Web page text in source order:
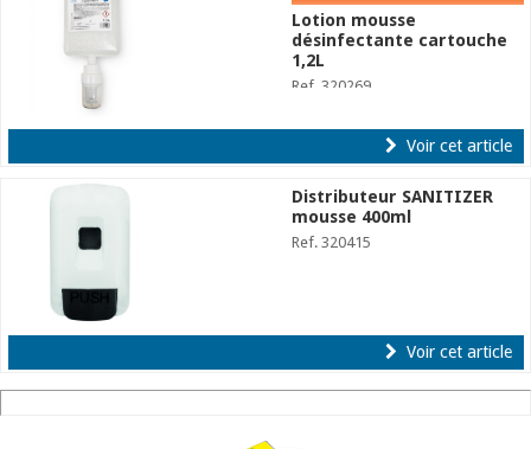
Lotion mousse
désinfectante cartouche
1,2L
Ref. 320269
Voir cet article
Distributeur SANITIZER
mousse 400ml
Ref. 320415
Voir cet article